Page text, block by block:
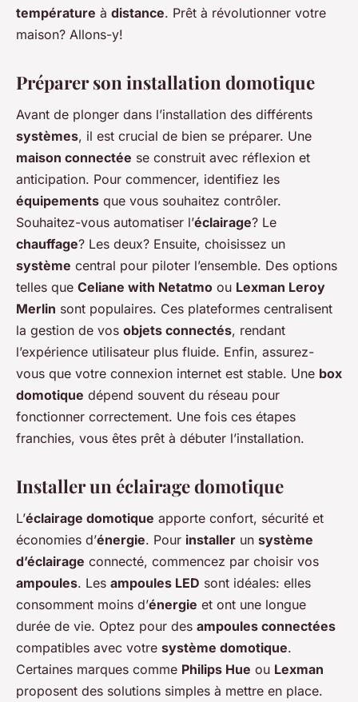
température à distance. Prêt à révolutionner votre
maison? Allons-y!
Préparer son installation domotique
Avant de plonger dans l’installation des différents
systèmes, il est crucial de bien se préparer. Une
maison connectée se construit avec réflexion et
anticipation. Pour commencer, identifiez les
équipements que vous souhaitez contrôler.
Souhaitez-vous automatiser l’éclairage? Le
chauffage? Les deux? Ensuite, choisissez un
système central pour piloter l’ensemble. Des options
telles que Celiane with Netatmo ou Lexman Leroy
Merlin sont populaires. Ces plateformes centralisent
la gestion de vos objets connectés, rendant
l’expérience utilisateur plus fluide. Enfin, assurez-
vous que votre connexion internet est stable. Une box
domotique dépend souvent du réseau pour
fonctionner correctement. Une fois ces étapes
franchies, vous êtes prêt à débuter l’installation.
Installer un éclairage domotique
L’éclairage domotique apporte confort, sécurité et
économies d’énergie. Pour installer un système
d’éclairage connecté, commencez par choisir vos
ampoules. Les ampoules LED sont idéales: elles
consomment moins d’énergie et ont une longue
durée de vie. Optez pour des ampoules connectées
compatibles avec votre système domotique.
Certaines marques comme Philips Hue ou Lexman
proposent des solutions simples à mettre en place.